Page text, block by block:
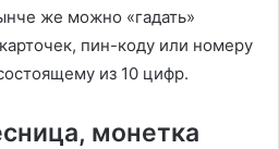
же можно «гадать»
пин-коду или номеру
из 10 цифр.
монетка